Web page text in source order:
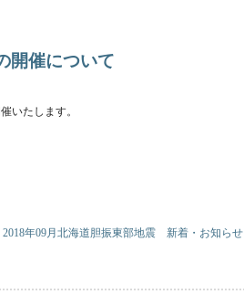
開催について
いたします。
新着・お知らせ
2018年09月北海道胆振東部地震